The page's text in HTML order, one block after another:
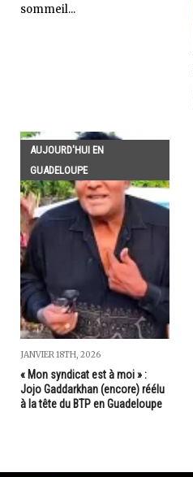
sommeil...
AUJOURD'HUI EN
GUADELOUPE
JANVIER 18TH, 2026
« Mon syndicat est à moi » :
Jojo Gaddarkhan (encore) réélu
à la tête du BTP en Guadeloupe